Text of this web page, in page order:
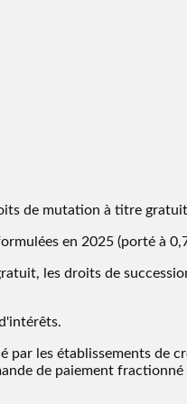
de mutation à titre
en 2025 (porté à
les droits de
les établissements de
de paiement